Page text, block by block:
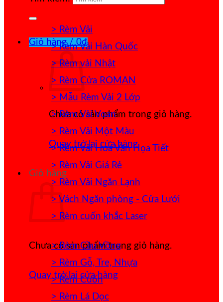
Giỏ hàng /0₫
Chưa có sản phẩm trong giỏ hàng.
Quay trở lại cửa hàng
Giỏ hàng
Chưa có sản phẩm trong giỏ hàng.
Quay trở lại cửa hàng
> Rèm Vải
> Rèm Vải Hàn Quốc
> Rèm vải Nhật
> Rèm Cửa ROMAN
> Mẫu Rèm Vải 2 Lớp
> Rèm Vải Voan
> Rèm Vải Một Màu
> Rèm Vải Hoa Văn Họa Tiết
> Rèm Vải Giá Rẻ
> Rèm Vải Ngăn Lạnh
> Vách Ngăn phòng - Cửa Lưới
> Rèm cuốn khắc Laser
> Rèm Cầu Vồng
> Rèm Gỗ, Tre, Nhựa
> Rèm Cuốn
> Rèm Lá Dọc